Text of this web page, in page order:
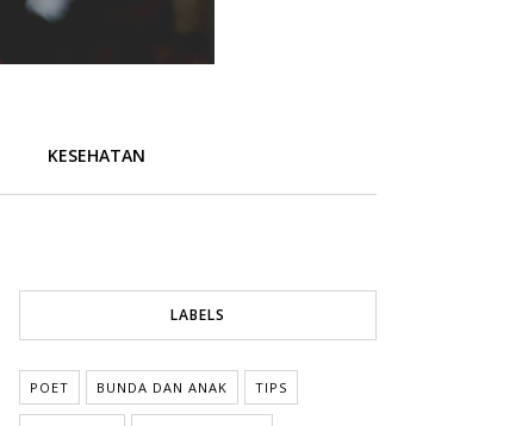
KESEHATAN
LABELS
POET BUNDA DAN ANAK TIPS